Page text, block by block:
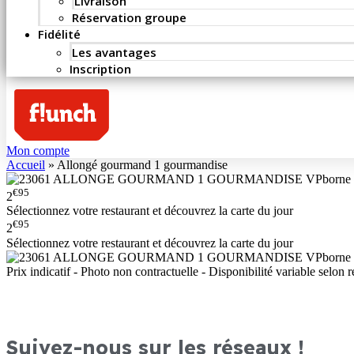
Réservation groupe
Fidélité
Les avantages
Inscription
Mon compte
Accueil » Allongé gourmand 1 gourmandise
2€95
Sélectionnez votre restaurant et découvrez la carte du jour
2€95
Sélectionnez votre restaurant et découvrez la carte du jour
Prix indicatif - Photo non contractuelle - Disponibilité variable selon
Suivez-nous sur les réseaux !